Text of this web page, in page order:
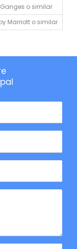
o similar
Marriott o similar